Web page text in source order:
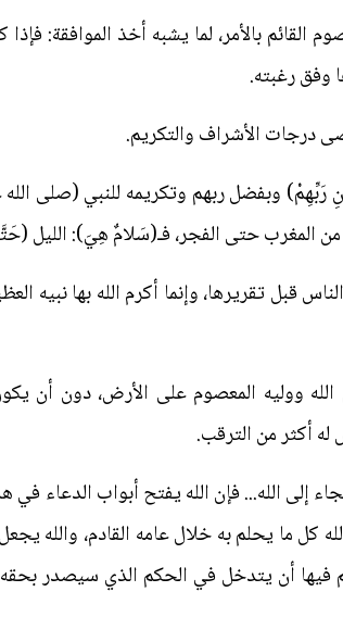
القائم بالأمر، لما يشبه أخذ الموافقة: فإذا
وفق رغبته.
درجات الأشراف والتكريم.
رَبِّهِمْ) وبفضل ربهم وتكريمه للنبي (صلى
من المغرب حتى الفجر، فـ(سَلامٌ هِيَ): الليل
قبل تقريرها، وإنما أكرم الله بها نبيه
ووليه المعصوم على الأرض، دون أن
أكثر من الترقب.
إلى الله... فإن الله يفتح أبواب الدعاء في
كل ما يحلم به خلال عامه القادم، والله
فيها أن يتدخل في الحكم الذي سيصدر